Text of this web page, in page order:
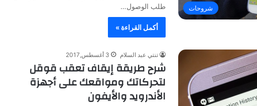
شروحات
طلب الوصول…
أكمل القراءة »
تنتي عبد السلام 3 أغسطس,2017
شرح طريقة إيقاف تعقب قوقل
لتحركاتك ومواقعك على أجهزة
الأندرويد والأيفون